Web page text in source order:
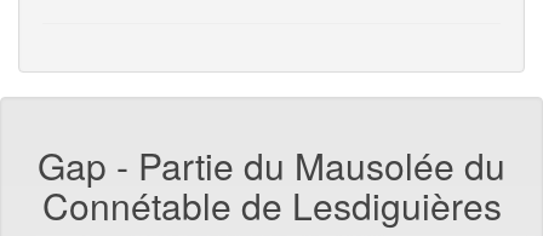
Gap - Partie du Mausolée du
Connétable de Lesdiguières